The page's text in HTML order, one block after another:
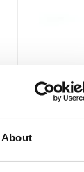
About
KLD
KLD
Op